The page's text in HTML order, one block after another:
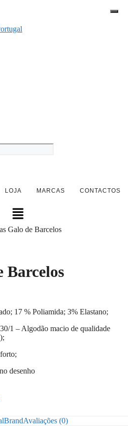
LOJA MARCAS CONTACTOS
Menu
Galo de Barcelos
Barcelos
17 % Poliamida; 3% Elastano;
1 – Algodão macio de qualidade
desenho
BrandAvaliações (0)